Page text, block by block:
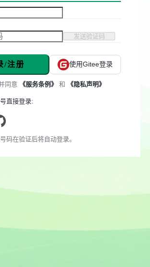
发送验证码
/注册 使用Gitee登录
同意 《服务条例》 和 《隐私声明》
直接登录:
码在验证后将自动登录。